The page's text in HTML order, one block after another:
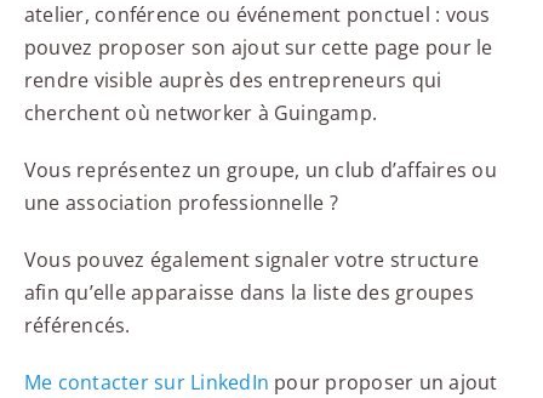
atelier, conférence ou événement ponctuel : vous
pouvez proposer son ajout sur cette page pour le
rendre visible auprès des entrepreneurs qui
cherchent où networker à Guingamp.
Vous représentez un groupe, un club d’affaires ou
une association professionnelle ?
Vous pouvez également signaler votre structure
afin qu’elle apparaisse dans la liste des groupes
référencés.
Me contacter sur LinkedIn pour proposer un ajout